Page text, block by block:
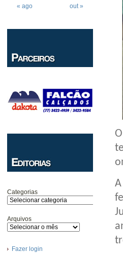
« ago out »
Categorias
Arquivos
Fazer login